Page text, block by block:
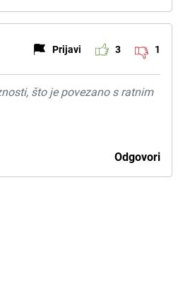
Prijavi 3 1
što je povezano s ratnim
Odgovori